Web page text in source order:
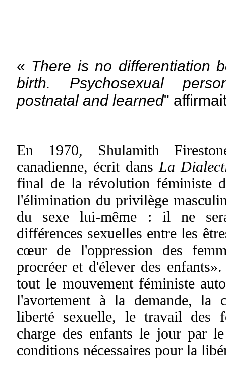
« There is no differentiation
birth. Psychosexual
postnatal and learned"
En 1970, Shulamith
canadienne, écrit dans La
final de la révolution féministe
l'élimination du privilège
du sexe lui-même : il ne
différences sexuelles entre les
cœur de l'oppression des
procréer et d'élever des
tout le mouvement féministe
l'avortement à la demande, la
liberté sexuelle, le travail des
charge des enfants le jour par
conditions nécessaires pour la